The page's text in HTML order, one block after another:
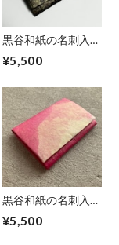
黒谷和紙の名刺入れ
¥5,500
黒谷和紙の名刺入れ
¥5,500